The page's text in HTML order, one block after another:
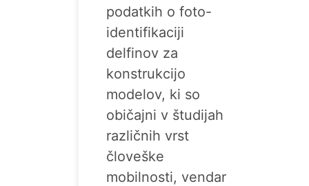
podatkih o foto-
identifikaciji
delfinov za
konstrukcijo
modelov, ki so
običajni v študijah
različnih vrst
človeške
mobilnosti, vendar